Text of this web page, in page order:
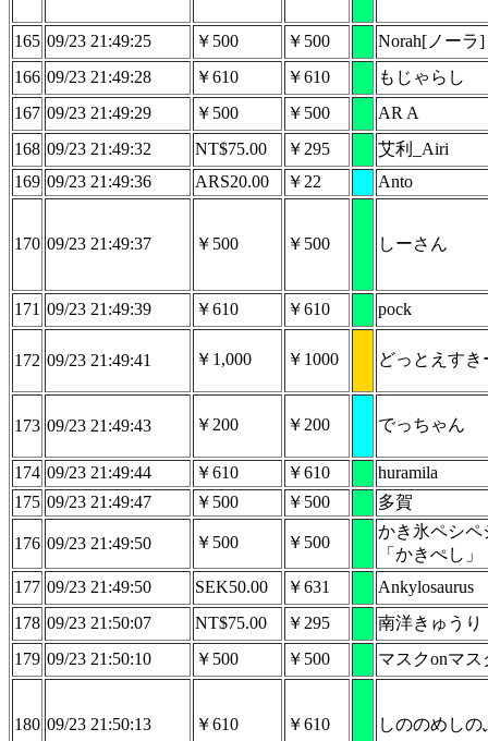
165 09/23 21:49:25 ￥500 ￥500
Norah[ノーラ]
166 09/23 21:49:28 ￥610 ￥610
もじゃらし
167 09/23 21:49:29 ￥500 ￥500
AR A
168 09/23 21:49:32 NT$75.00 ￥295
艾利_Airi
169 09/23 21:49:36 ARS20.00 ￥22 Anto
170 09/23 21:49:37 ￥500 ￥500 しーさん
171 09/23 21:49:39 ￥610 ￥610 pock
172 09/23 21:49:41 ￥1,000 ￥1000 どっとえすき
173 09/23 21:49:43 ￥200 ￥200 でっちゃん
174 09/23 21:49:44 ￥610 ￥610
huramila
175 09/23 21:49:47 ￥500 ￥500 多賀
176 09/23 21:49:50 ￥500 ￥500
かき氷ペシペ
「かきぺし」
177 09/23 21:49:50 SEK50.00 ￥631
Ankylosaurus
178 09/23 21:50:07 NT$75.00 ￥295
南洋きゅうり
179 09/23 21:50:10 ￥500 ￥500 マスクonマス
180 09/23 21:50:13 ￥610 ￥610 しののめしの